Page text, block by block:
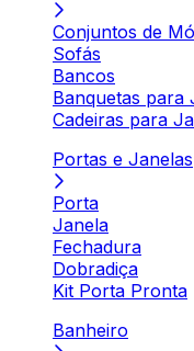
Conjuntos de
Sofás
Bancos
Banquetas para
Cadeiras para
Portas e Janelas
Porta
Janela
Fechadura
Dobradiça
Kit Porta Pronta
Banheiro